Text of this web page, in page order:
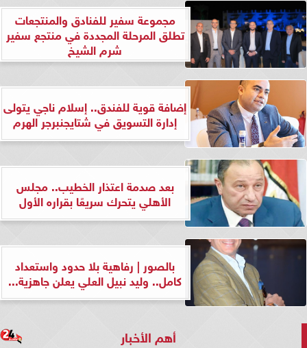
مجموعة سفير للفنادق والمنتجعات
تطلق المرحلة المجددة في منتجع سفير
شرم الشيخ
إضافة قوية للفندق.. إسلام ناجي يتولى
إدارة التسويق في شتايجنبرجر الهرم
بعد صدمة اعتذار الخطيب.. مجلس
الأهلي يتحرك سريعًا بقراره الأول
بالصور | رفاهية بلا حدود واستعداد
كامل.. وليد نبيل العلي يعلن جاهزية...
أهم الأخبار